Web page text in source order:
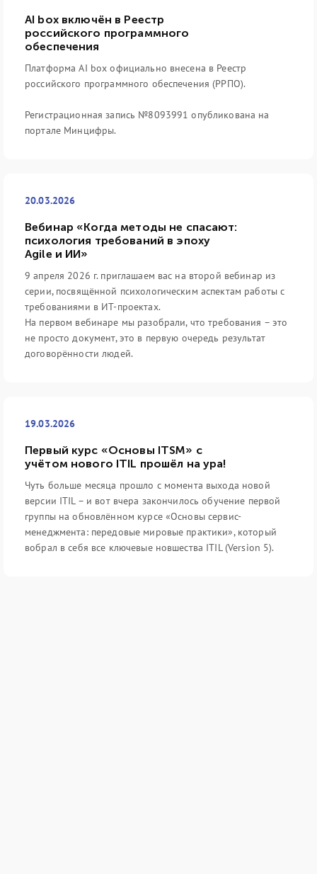
AI box включён в Реестр
российского программного
обеспечения
Платформа AI box официально внесена в Реестр
российского программного обеспечения (РРПО).
Регистрационная запись №8093991 опубликована на
портале Минцифры.
20.03.2026
Вебинар «Когда методы не спасают:
психология требований в эпоху
Agile и ИИ»
9 апреля 2026 г. приглашаем вас на второй вебинар из
серии, посвящённой психологическим аспектам работы с
требованиями в ИТ-проектах.
На первом вебинаре мы разобрали, что требования – это
не просто документ, это в первую очередь результат
договорённости людей.
19.03.2026
Первый курс «Основы ITSM» с
учётом нового ITIL прошёл на ура!
Чуть больше месяца прошло с момента выхода новой
версии ITIL – и вот вчера закончилось обучение первой
группы на обновлённом курсе «Основы сервис-
менеджмента: передовые мировые практики», который
вобрал в себя все ключевые новшества ITIL (Version 5).